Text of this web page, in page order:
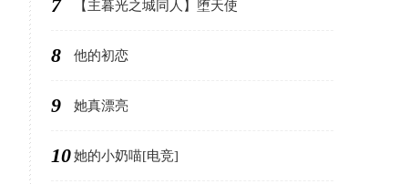
7 【主暮光之城同人】堕天使
8 他的初恋
9 她真漂亮
10她的小奶喵[电竞]